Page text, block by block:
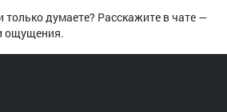
думаете? Расскажите в чате —
ощущения.